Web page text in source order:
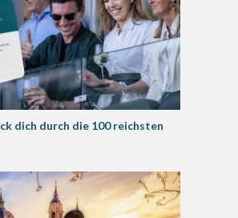
dich durch die 100 reichsten